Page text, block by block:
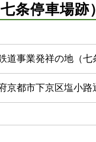
条停車場跡）
道事業発祥の地（七
京都市下京区塩小路